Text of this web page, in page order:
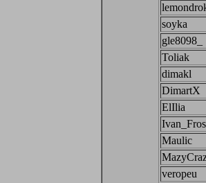
soyka
gle8098_
Toliak
dimakl
DimartX
ElIlia
Maulic
veropeu